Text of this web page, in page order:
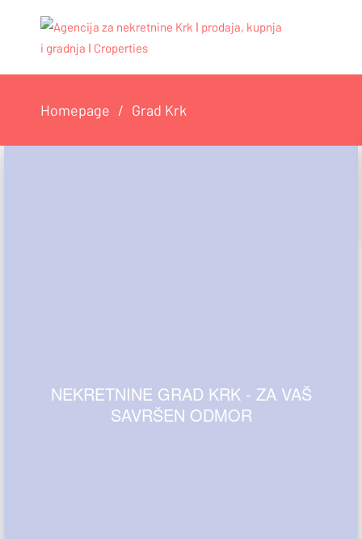
Homepage Grad Krk
NEKRETNINE GRAD KRK - ZA VAŠ
SAVRŠEN ODMOR